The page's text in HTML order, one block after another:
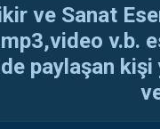
ve Sanat
v.b.
paylaşan